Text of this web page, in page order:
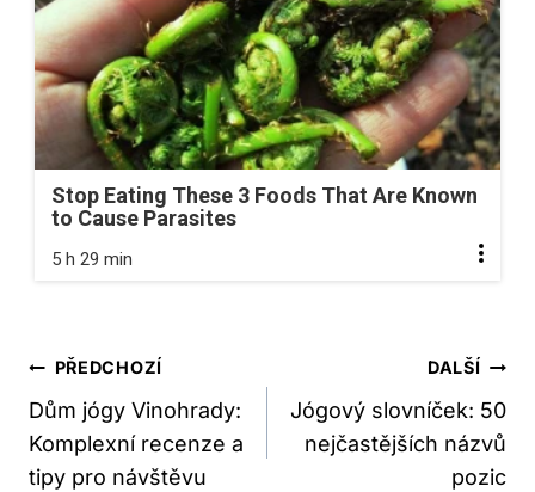
Stop Eating These 3 Foods That Are Known
to Cause Parasites
5 h 29 min
Navigace
Pro
Příspěvek
PŘEDCHOZÍ
Dům jógy Vinohrady:
Komplexní recenze a
tipy pro návštěvu
DALŠÍ
Jógový slovníček: 50
nejčastějších názvů
pozic